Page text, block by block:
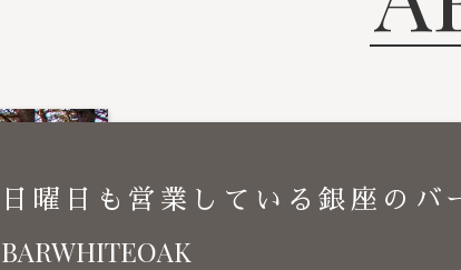
日曜日も営業している銀座のバ
BARWHITEOAK